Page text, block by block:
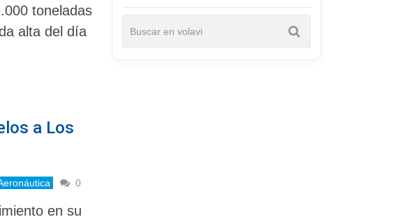
toneladas
alta del día
a Los
0
en su